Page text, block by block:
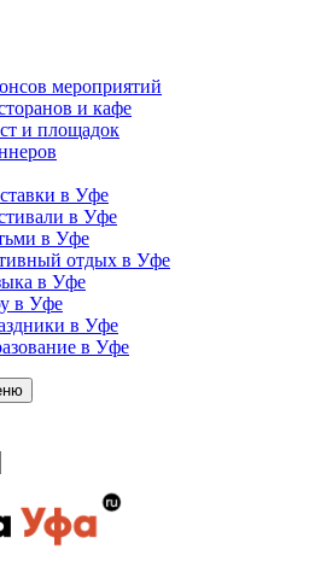
мероприятий
и кафе
и площадок
в Уфе
в Уфе
в Уфе
отдых в Уфе
в Уфе
в Уфе
в Уфе
в Уфе